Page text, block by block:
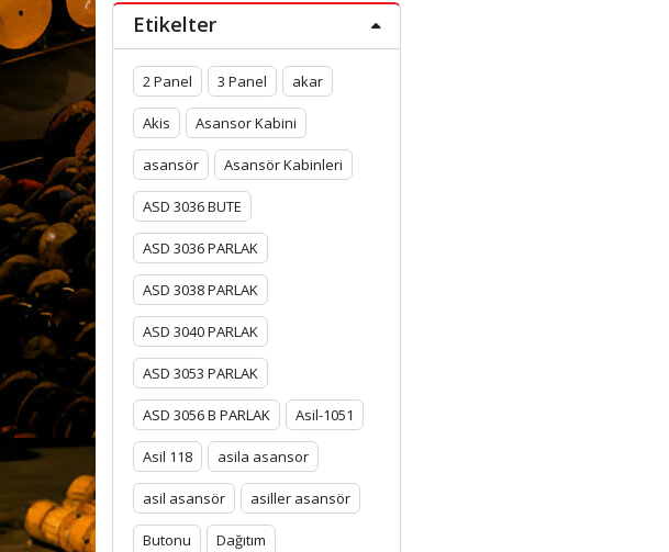
Etikelter
2 Panel 3 Panel akar
Akis Asansor Kabini
asansör Asansör Kabinleri
ASD 3036 BUTE
ASD 3036 PARLAK
ASD 3038 PARLAK
ASD 3040 PARLAK
ASD 3053 PARLAK
ASD 3056 B PARLAK Asil-1051
Asil 118 asila asansor
asil asansör asiller asansör
Butonu Dağıtım